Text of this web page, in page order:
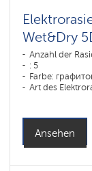
Wet&Dry
Anzahl der
: 5
Farbe:
Art des
Akku-Ladezeit:
Ansehen